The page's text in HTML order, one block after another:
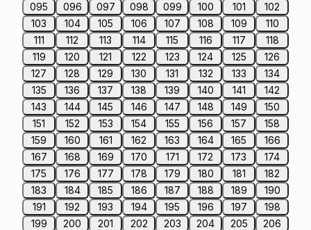
095
096 097 098 099 100 101
102
103
104 105 106 107 108 109
110
111
112 113 114 115 116 117
118
119
120 121 122 123 124 125
126
127
128 129 130 131 132 133
134
135
136 137 138 139 140 141
142
143
144 145 146 147 148 149
150
151
152 153 154 155 156 157
158
159
160 161 162 163 164 165
166
167
168 169 170 171 172 173
174
175
176 177 178 179 180 181
182
183
184 185 186 187 188 189
190
191
192 193 194 195 196 197
198
199
200 201 202 203 204 205
206